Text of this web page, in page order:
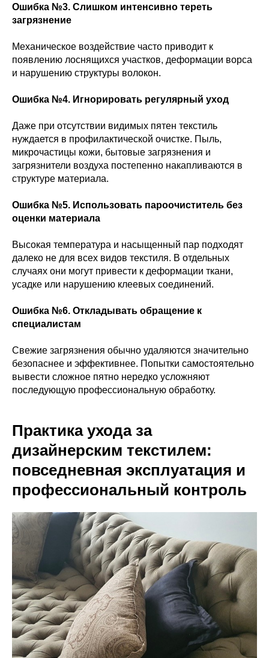
Ошибка №3. Слишком интенсивно тереть
загрязнение
Механическое воздействие часто приводит к
появлению лоснящихся участков, деформации ворса
и нарушению структуры волокон.
Ошибка №4. Игнорировать регулярный уход
Даже при отсутствии видимых пятен текстиль
нуждается в профилактической очистке. Пыль,
микрочастицы кожи, бытовые загрязнения и
загрязнители воздуха постепенно накапливаются в
структуре материала.
Ошибка №5. Использовать пароочиститель без
оценки материала
Высокая температура и насыщенный пар подходят
далеко не для всех видов текстиля. В отдельных
случаях они могут привести к деформации ткани,
усадке или нарушению клеевых соединений.
Ошибка №6. Откладывать обращение к
специалистам
Свежие загрязнения обычно удаляются значительно
безопаснее и эффективнее. Попытки самостоятельно
вывести сложное пятно нередко усложняют
последующую профессиональную обработку.
Практика ухода за
дизайнерским текстилем:
повседневная эксплуатация и
профессиональный контроль